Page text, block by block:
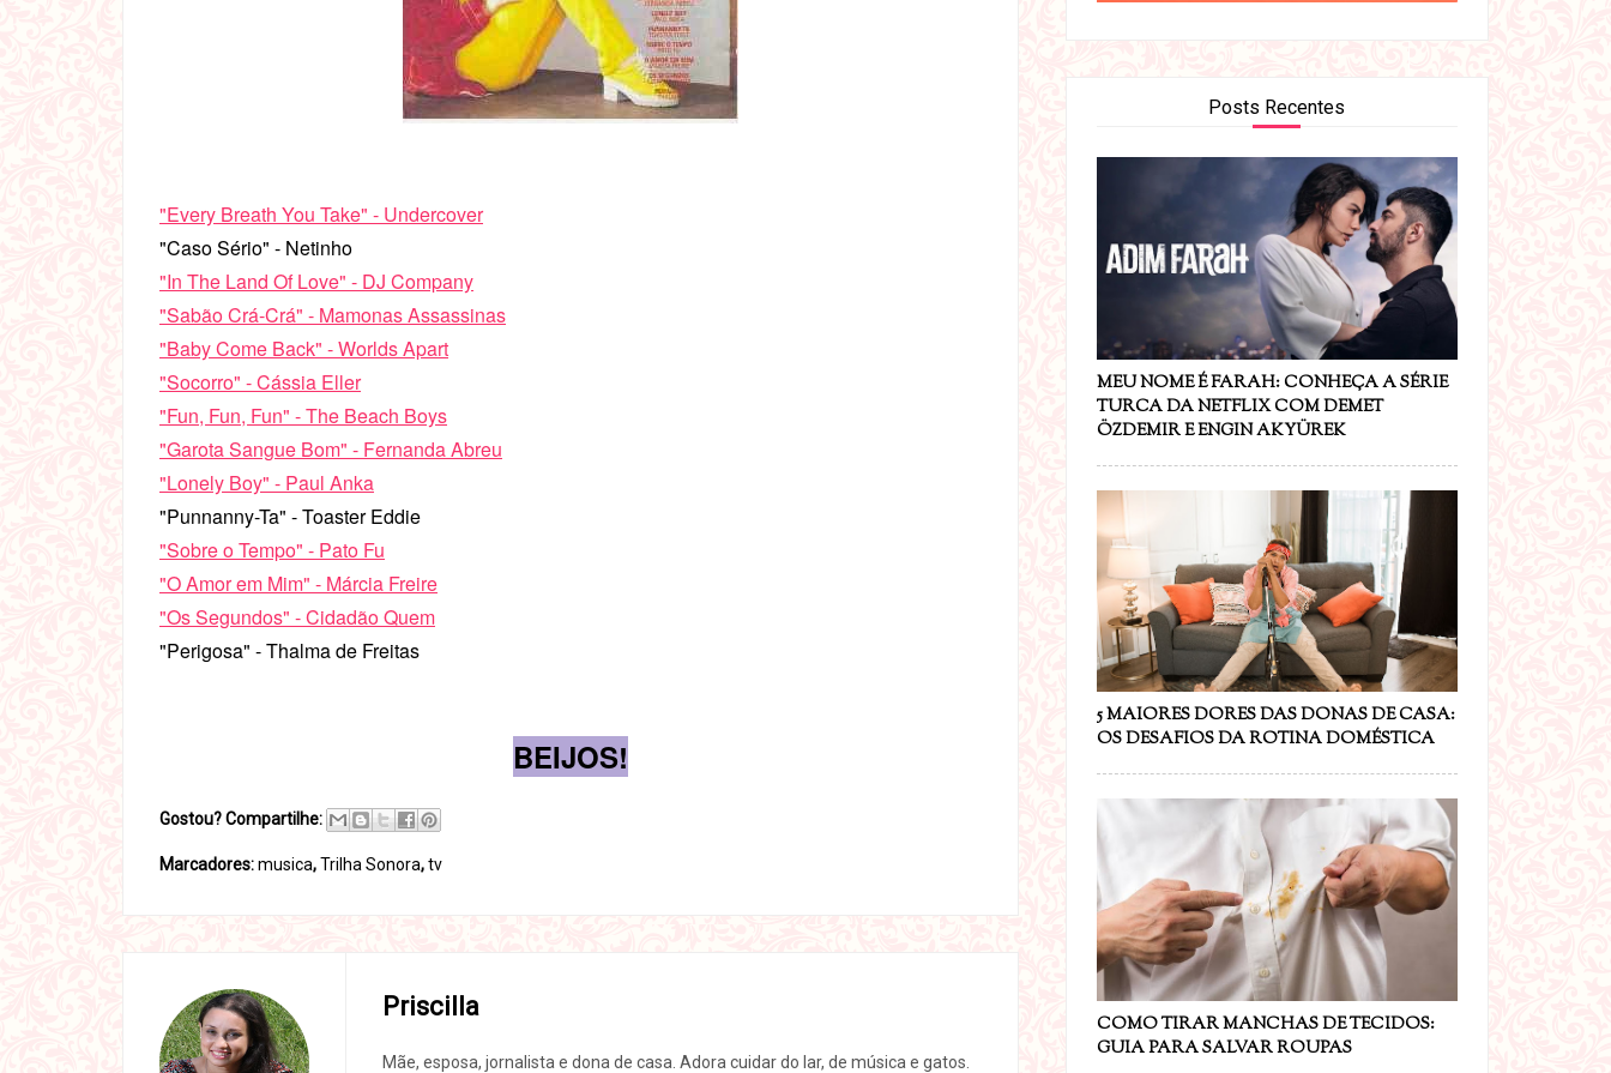
"Every Breath You Take" - Undercover
"Caso Sério" - Netinho
"In The Land Of Love" - DJ Company
"Sabão Crá-Crá" - Mamonas Assassinas
"Baby Come Back" - Worlds Apart
"Socorro" - Cássia Eller
"Fun, Fun, Fun" - The Beach Boys
"Garota Sangue Bom" - Fernanda Abreu
"Lonely Boy" - Paul Anka
"Punnanny-Ta" - Toaster Eddie
"Sobre o Tempo" - Pato Fu
"O Amor em Mim" - Márcia Freire
"Os Segundos" - Cidadão Quem
"Perigosa" - Thalma de Freitas
BEIJOS!
Gostou? Compartilhe:
Marcadores:musica,Trilha Sonora,tv
Priscilla
Mãe, esposa, jornalista e dona de casa. Adora cuidar do lar, de música e gatos.
Posts Recentes
MEU NOME É FARAH: CONHEÇA A SÉRIE
TURCA DA NETFLIX COM DEMET
ÖZDEMIR E ENGIN AKYÜREK
5 MAIORES DORES DAS DONAS DE CASA:
OS DESAFIOS DA ROTINA DOMÉSTICA
COMO TIRAR MANCHAS DE TECIDOS:
GUIA PARA SALVAR ROUPAS